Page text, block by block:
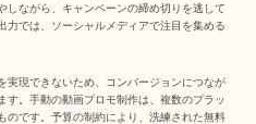
ながら、キャンペーンの締め切りを逃して
力では、ソーシャルメディアで注目を集める
実現できないため、コンバージョンにつなが
す。手動の動画プロモ制作は、複数のプラッ
のです。予算の制約により、洗練された無料